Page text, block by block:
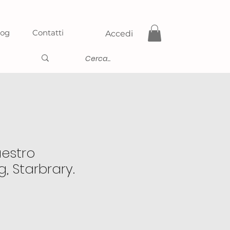
Contatti Accedi
Starbrary.